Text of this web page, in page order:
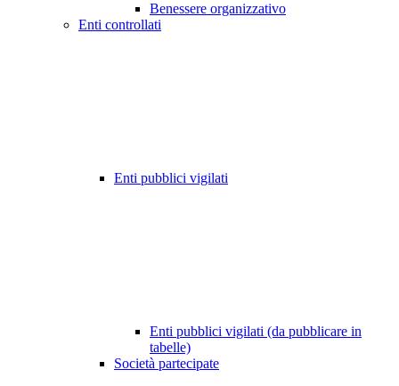
Benessere organizzativo
Enti controllati
Enti pubblici vigilati
Enti pubblici vigilati (da pubblicare in
tabelle)
Società partecipate